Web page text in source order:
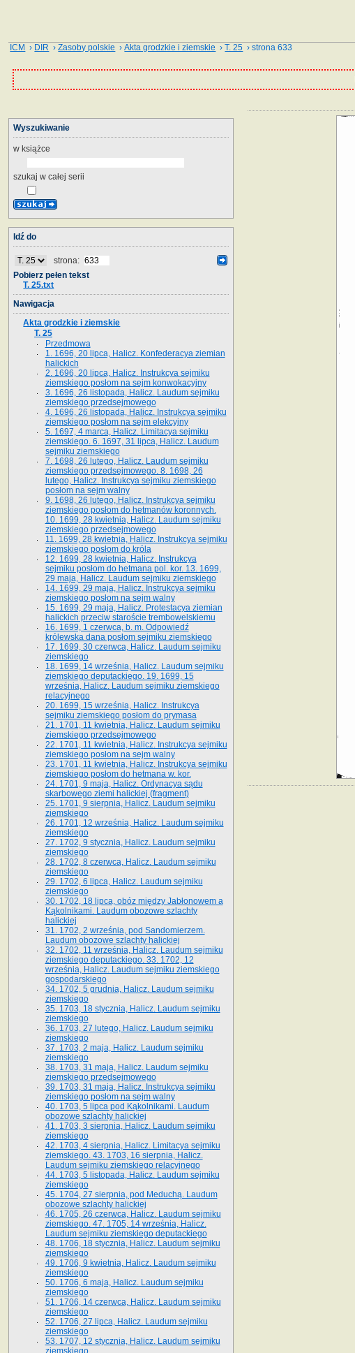
ICM › DIR ›Zasoby polskie ›Akta grodzkie i ziemskie ›T. 25 › strona 633
Wyszukiwanie
w książce
szukaj w całej serii
Idź do
strona:
Pobierz pełen tekst
T. 25.txt
Nawigacja
Akta grodzkie i ziemskie
T. 25
Przedmowa
1. 1696, 20 lipca, Halicz. Konfederacya ziemian
halickich
2. 1696, 20 lipca, Halicz. Instrukcya sejmiku
ziemskiego posłom na sejm konwokacyjny
3. 1696, 26 listopada, Halicz. Laudum sejmiku
ziemskiego przedsejmowego
4. 1696, 26 listopada, Halicz. Instrukcya sejmiku
ziemskiego posłom na sejm elekcyjny
5. 1697, 4 marca, Halicz. Limitacya sejmiku
ziemskiego. 6. 1697, 31 lipca, Halicz. Laudum
sejmiku ziemskiego
7. 1698, 26 lutego, Halicz. Laudum sejmiku
ziemskiego przedsejmowego. 8. 1698, 26
lutego, Halicz. Instrukcya sejmiku ziemskiego
posłom na sejm walny
9. 1698, 26 lutego, Halicz. Instrukcya sejmiku
ziemskiego posłom do hetmanów koronnych.
10. 1699, 28 kwietnia, Halicz. Laudum sejmiku
ziemskiego przedsejmowego
11. 1699, 28 kwietnia, Halicz. Instrukcya sejmiku
ziemskiego posłom do króla
12. 1699, 28 kwietnia, Halicz. Instrukcya
sejmiku posłom do hetmana pol. kor. 13. 1699,
29 maja, Halicz. Laudum sejmiku ziemskiego
14. 1699, 29 maja, Halicz. Instrukcya sejmiku
ziemskiego posłom na sejm walny
15. 1699, 29 maja, Halicz. Protestacya ziemian
halickich przeciw staroście trembowelskiemu
16. 1699, 1 czerwca, b. m. Odpowiedź
królewska dana posłom sejmiku ziemskiego
17. 1699, 30 czerwca, Halicz. Laudum sejmiku
ziemskiego
18. 1699, 14 września, Halicz. Laudum sejmiku
ziemskiego deputackiego. 19. 1699, 15
września, Halicz. Laudum sejmiku ziemskiego
relacyjnego
20. 1699, 15 września, Halicz. Instrukcya
sejmiku ziemskiego posłom do prymasa
21. 1701, 11 kwietnia, Halicz. Laudum sejmiku
ziemskiego przedsejmowego
22. 1701, 11 kwietnia, Halicz. Instrukcya sejmiku
ziemskiego posłom na sejm walny
23. 1701, 11 kwietnia, Halicz. Instrukcya sejmiku
ziemskiego posłom do hetmana w. kor.
24. 1701, 9 maja, Halicz. Ordynacya sądu
skarbowego ziemi halickiej (fragment)
25. 1701, 9 sierpnia, Halicz. Laudum sejmiku
ziemskiego
26. 1701, 12 września, Halicz. Laudum sejmiku
ziemskiego
27. 1702, 9 stycznia, Halicz. Laudum sejmiku
ziemskiego
28. 1702, 8 czerwca, Halicz. Laudum sejmiku
ziemskiego
29. 1702, 6 lipca, Halicz. Laudum sejmiku
ziemskiego
30. 1702, 18 lipca, obóz między Jabłonowem a
Kąkolnikami. Laudum obozowe szlachty
halickiej
31. 1702, 2 września, pod Sandomierzem.
Laudum obozowe szlachty halickiej
32. 1702, 11 września, Halicz. Laudum sejmiku
ziemskiego deputackiego. 33. 1702, 12
września, Halicz. Laudum sejmiku ziemskiego
gospodarskiego
34. 1702, 5 grudnia, Halicz. Laudum sejmiku
ziemskiego
35. 1703, 18 stycznia, Halicz. Laudum sejmiku
ziemskiego
36. 1703, 27 lutego, Halicz. Laudum sejmiku
ziemskiego
37. 1703, 2 maja, Halicz. Laudum sejmiku
ziemskiego
38. 1703, 31 maja, Halicz. Laudum sejmiku
ziemskiego przedsejmowego
39. 1703, 31 maja, Halicz. Instrukcya sejmiku
ziemskiego posłom na sejm walny
40. 1703, 5 lipca pod Kąkolnikami. Laudum
obozowe szlachty halickiej
41­. 1703, 3 sierpnia, Halicz. Laudum sejmiku
ziemskiego
42. 1703, 4 sierpnia, Halicz. Limitacya sejmiku
ziemskiego. 43. 1703, 16 sierpnia, Halicz.
Laudum sejmiku ziemskiego relacyjnego
44. 1703, 5 listopada, Halicz. Laudum sejmiku
ziemskiego
45. 1704, 27 sierpnia, pod Meduchą. Laudum
obozowe szlachty halickiej
46. 1705, 26 czerwca, Halicz. Laudum sejmiku
ziemskiego. 47. 1705, 14 września, Halicz.
Laudum sejmiku ziemskiego deputackiego
48. 1706, 18 stycznia, Halicz. Laudum sejmiku
ziemskiego
49. 1706, 9 kwietnia, Halicz. Laudum sejmiku
ziemskiego
50. 1706, 6 maja, Halicz. Laudum sejmiku
ziemskiego
51. 1706, 14 czerwca, Halicz. Laudum sejmiku
ziemskiego
52. 1706, 27 lipca, Halicz. Laudum sejmiku
ziemskiego
53. 1707, 12 stycznia, Halicz. Laudum sejmiku
ziemskiego